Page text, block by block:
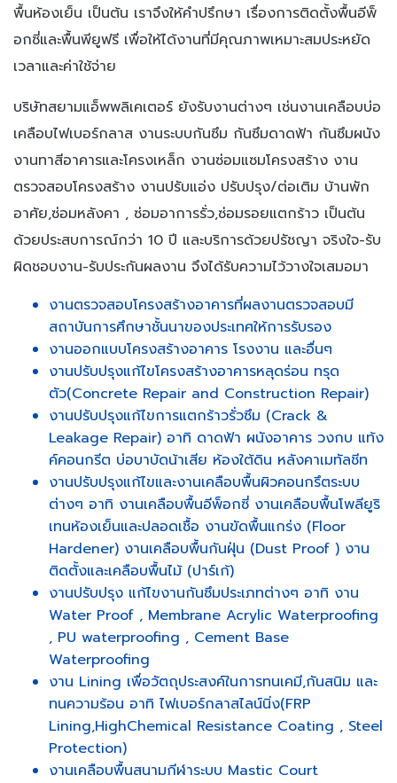
พื้นห้องเย็น เป็นต้น เราจึงให้คำปรึกษา เรื่องการติดตั้งพื้นอีพ็
อกซี่และพื้นพียูฟรี เพื่อให้ได้งานที่มีคุณภาพเหมาะสมประหยัด
เวลาและค่าใช้จ่าย
บริษัทสยามแอ็พพลิเคเตอร์ ยังรับงานต่างๆ เช่นงานเคลือบบ่อ
เคลือบไฟเบอร์กลาส งานระบบกันซึม กันซึมดาดฟ้า กันซึมผนัง
งานทาสีอาคารและโครงเหล็ก งานซ่อมแซมโครงสร้าง งาน
ตรวจสอบโครงสร้าง งานปรับแอ่ง ปรับปรุง/ต่อเติม บ้านพัก
อาศัย,ซ่อมหลังคา , ซ่อมอาการรั่ว,ซ่อมรอยแตกร้าว เป็นต้น
ด้วยประสบการณ์กว่า 10 ปี และบริการด้วยปรัชญา จริงใจ-รับ
ผิดชอบงาน-รับประกันผลงาน จึงได้รับความไว้วางใจเสมอมา
งานตรวจสอบโครงสร้างอาคารที่ผลงานตรวจสอบมี
สถาบันการศึกษาชั้นนาของประเทศให้การรับรอง
งานออกแบบโครงสร้างอาคาร โรงงาน และอื่นๆ
งานปรับปรุงแก้ไขโครงสร้างอาคารหลุดร่อน ทรุด
ตัว(Concrete Repair and Construction Repair)
งานปรับปรุงแก้ไขการแตกร้าวรั่วซึม (Crack &
Leakage Repair) อาทิ ดาดฟ้า ผนังอาคาร วงกบ แท้ง
ค์คอนกรีต บ่อบาบัดน้าเสีย ห้องใต้ดิน หลังคาเมทัลชีท
งานปรับปรุงแก้ไขและงานเคลือบพื้นผิวคอนกรึตระบบ
ต่างๆ อาทิ งานเคลือบพื้นอีพ็อกซี่ งานเคลือบพื้นโพลียูริ
เทนห้องเย็นและปลอดเชื้อ งานขัดพื้นแกร่ง (Floor
Hardener) งานเคลือบพื้นกันฝุ่น (Dust Proof ) งาน
ติดตั้งและเคลือบพื้นไม้ (ปาร์เก้)
งานปรับปรุง แก้ไขงานกันซึมประเภทต่างๆ อาทิ งาน
Water Proof , Membrane Acrylic Waterproofing
, PU waterproofing , Cement Base
Waterproofing
งาน Lining เพื่อวัตถุประสงค์ในการทนเคมี,กันสนิม และ
ทนความร้อน อาทิ ไฟเบอร์กลาสไลน์นิ่ง(FRP
Lining,HighChemical Resistance Coating , Steel
Protection)
งานเคลือบพื้นสนามกีฬาระบบ Mastic Court